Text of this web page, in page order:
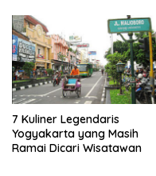
7 Kuliner Legendaris
Yogyakarta yang Masih
Ramai Dicari Wisatawan